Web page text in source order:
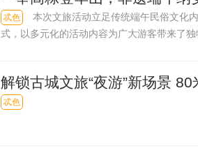
节文旅活动圆满收官
忒色
本次文旅活动立足传统端午民俗文化
式，以多元化的活动内容为广大游客带来了
解锁古城文旅“夜游”新场景
忒色